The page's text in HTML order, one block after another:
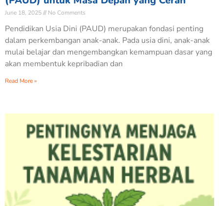
June 18, 2025 No Comments
Pendidikan Usia Dini (PAUD) merupakan fondasi penting
dalam perkembangan anak-anak. Pada usia dini, anak-anak
mulai belajar dan mengembangkan kemampuan dasar yang
akan membentuk kepribadian dan
Read More »